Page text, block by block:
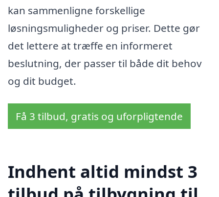
kan sammenligne forskellige
løsningsmuligheder og priser. Dette gør
det lettere at træffe en informeret
beslutning, der passer til både dit behov
og dit budget.
Få 3 tilbud, gratis og uforpligtende
Indhent altid mindst 3